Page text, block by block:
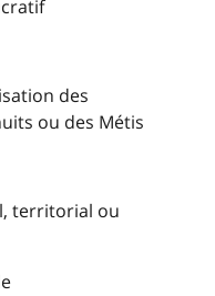
des
ou des Métis
territorial ou